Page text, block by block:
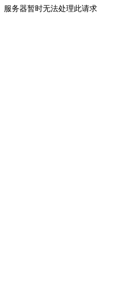
服务器暂时无法处理此请求